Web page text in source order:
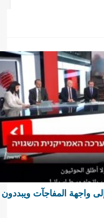
واجهة المفاجآت ويبددون